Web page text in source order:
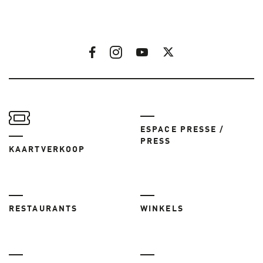
KAARTVERKOOP
ESPACE PRESSE /
PRESS
RESTAURANTS WINKELS